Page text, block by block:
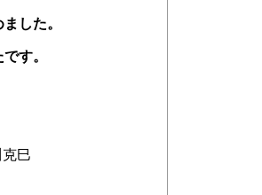
した。
す。
巳